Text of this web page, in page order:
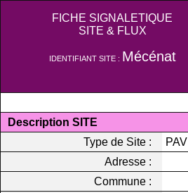
FICHE SIGNALETIQUE
SITE & FLUX
IDENTIFIANT SITE : Mécénat
Description SITE
Type de Site :
PAV
Adresse :
Commune :